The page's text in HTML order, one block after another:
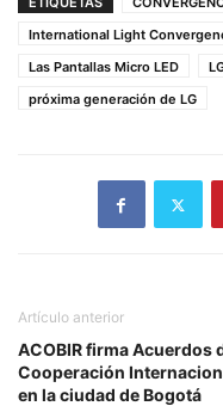
International Light
Las Pantallas Micro LED
próxima generación de LG
Artículo anterior
ACOBIR firma Acuerdos
Cooperación
en la ciudad de Bogotá